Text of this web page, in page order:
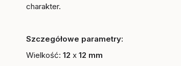
charakter.
Szczegółowe parametry:
Wielkość:12x 12 mm